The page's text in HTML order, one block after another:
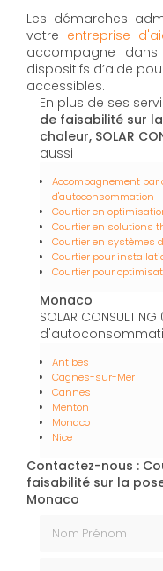
Les démarches
votre entreprise
accompagne dans
dispositifs d’aide
accessibles.
En plus de ses
de faisabilité sur
chaleur, SOLAR
aussi :
Accompagnement par
d'autoconsommation
Courtier en
Courtier en solutions
Courtier en systèmes
Courtier pour
Courtier pour
Monaco
SOLAR
Antibes
Cagnes-sur-Mer
Cannes
Menton
Monaco
Nice
Contactez-nous :
faisabilité sur la
Monaco